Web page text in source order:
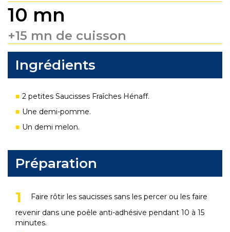
10 mn
+15 mn de cuisson
Ingrédients
2 petites Saucisses Fraîches Hénaff.
Une demi-pomme.
Un demi melon.
Préparation
Faire rôtir les saucisses sans les percer ou les faire
revenir dans une poêle anti-adhésive pendant 10 à 15
minutes.